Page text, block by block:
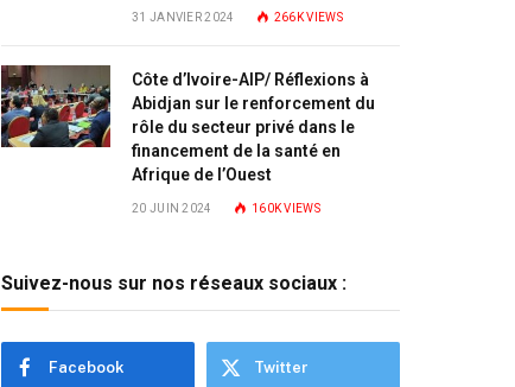
31 JANVIER 2024 266KVIEWS
Côte d’Ivoire-AIP/ Réflexions à
Abidjan sur le renforcement du
rôle du secteur privé dans le
financement de la santé en
Afrique de l’Ouest
20 JUIN 2024 160KVIEWS
Suivez-nous sur nos réseaux sociaux :
Facebook Twitter